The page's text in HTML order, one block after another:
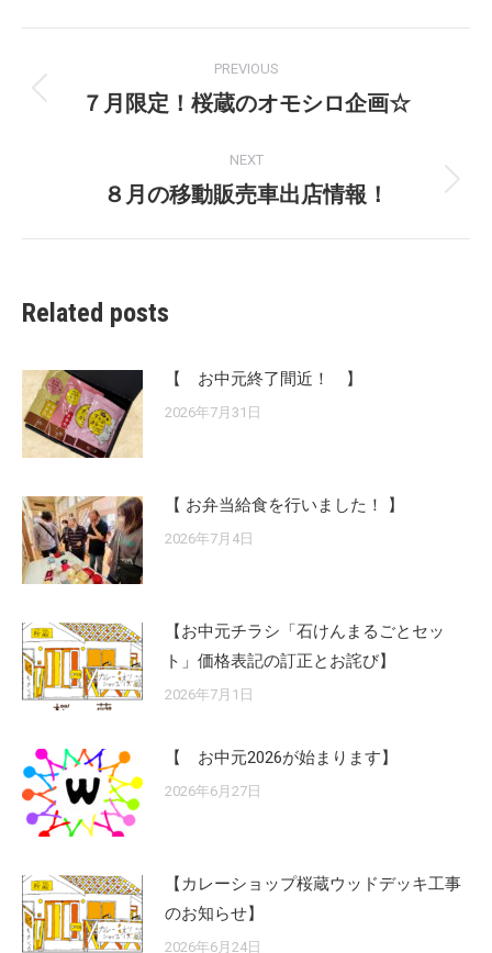
navigation
PREVIOUS
Previous
７月限定！桜蔵のオモシロ企画☆
NEXT
Next
８月の移動販売車出店情報！
Related posts
【 お中元終了間近！ 】
2026年7月31日
【 お弁当給食を行いました！ 】
2026年7月4日
【お中元チラシ「石けんまるごとセッ
ト」価格表記の訂正とお詫び】
2026年7月1日
【 お中元2026が始まります】
2026年6月27日
【カレーショップ桜蔵ウッドデッキ工事
のお知らせ】
2026年6月24日